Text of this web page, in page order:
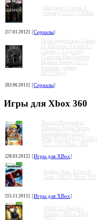
Шерлок (2 сезон 3
серия) (2012) SATRip
[17.01.2012] [Сериалы]
Игра престолов / Game
of Thrones / Сезон 1 /
Серии 1,2,3,4 (10)
(Тимоти Ван Паттен,
Брайан Кирк) [2011,
фэнтези, драма,
HDTVRip]
[02.06.2011] [Сериалы]
Игры для Xbox 360
Naruto Shippuden:
Ultimate Ninja Storm
Generations (2012)
[PAL][ENG][L] (XGD3)
(LT+ 3.0) Xbox 360
[28.03.2012] [Игры для XBox]
Spider-Man: Edge of
Time (2011) Xbox 360
[15.11.2011] [Игры для XBox]
WWE 12 People's
Edition (Xbox 360)